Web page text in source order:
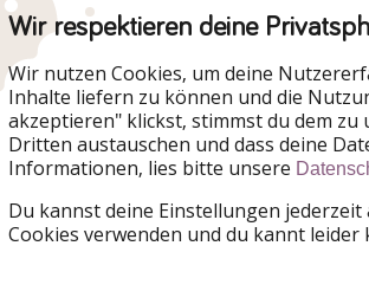
✈️ Reisebeispiel
Wir respektieren deine
Wir nutzen Cookies, um deine
Inhalte liefern zu können und die
akzeptieren" klickst, stimmst du dem
Dritten austauschen und dass deine
Informationen, lies bitte unsere
Du kannst deine Einstellungen
Cookies verwenden und du kannt